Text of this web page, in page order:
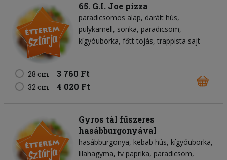
65. G.I. Joe pizza
paradicsomos alap darált hús
pulykamell sonka paradicsom
kígyóuborka főtt tojás trappista sajt
28 cm 3 760 Ft
32 cm 4 020 Ft
Gyros tál fűszeres
hasábburgonyával
hasábburgonya kebab hús kígyóuborka
lilahagyma tv paprika paradicsom